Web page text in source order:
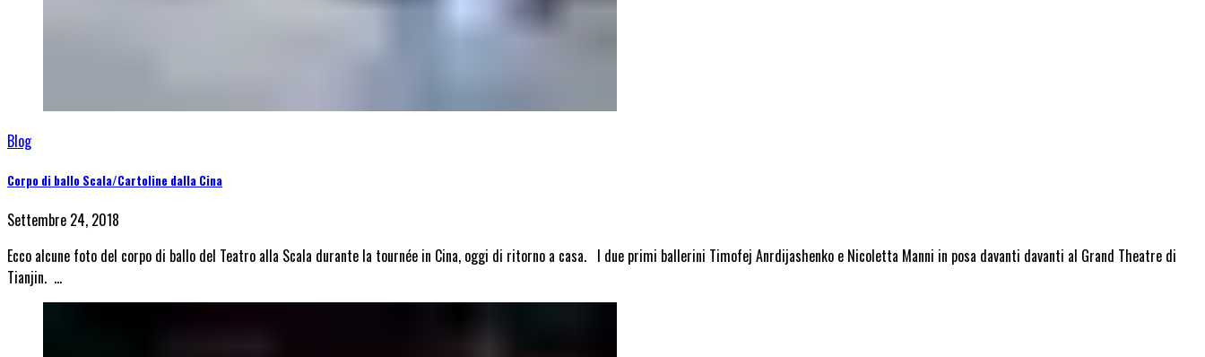
Blog
Corpo di ballo Scala/Cartoline dalla Cina
Settembre 24, 2018
Ecco alcune foto del corpo di ballo del Teatro alla Scala durante la tournée in Cina, oggi di ritorno a casa. I due primi ballerini Timofej Anrdijashenko e Nicoletta Manni in posa davanti davanti al Grand Theatre di
Tianjin. …